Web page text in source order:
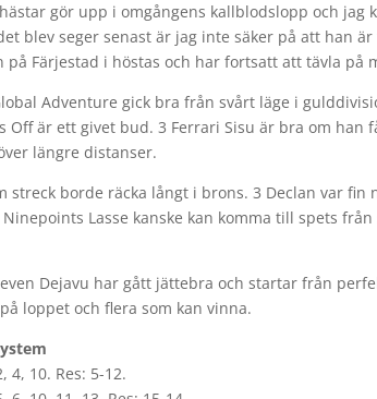
gör upp i omgångens kallblodslopp och
blev seger senast är jag inte säker på att han
på Färjestad i höstas och har fortsatt att tävla på
Adventure gick bra från svårt läge i
Off är ett givet bud. 3 Ferrari Sisu är bra om
längre distanser.
streck borde räcka långt i brons. 3 Declan var
Lasse kanske kan komma till spets
Dejavu har gått jättebra och startar från
loppet och flera som kan vinna.
4, 10. Res: 5-12.